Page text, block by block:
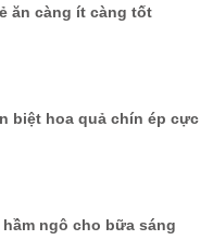
ăn càng ít càng tốt
biệt hoa quả chín ép cực
ngô cho bữa sáng